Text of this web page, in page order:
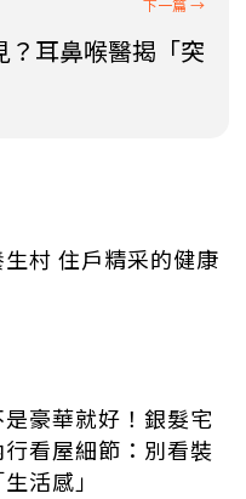
？耳鼻喉醫揭「突
村 住戶精采的健康
豪華就好！銀髮宅
看屋細節：別看裝
活感」